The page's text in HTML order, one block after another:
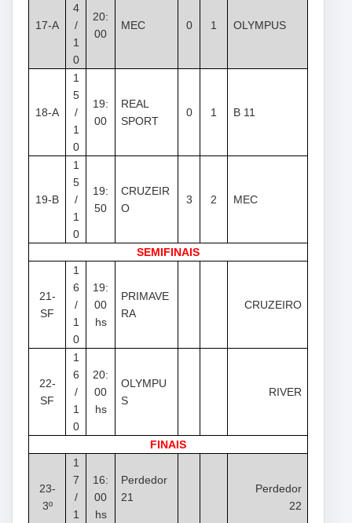
17-A
4
/
1
0
20:
00
MEC 0 1 OLYMPUS
18-A
1
5
/
1
0
19:
00
REAL
SPORT
0 1 B 11
19-B
1
5
/
1
0
19:
50
CRUZEIR
O
3 2 MEC
SEMIFINAIS
21-
SF
1
6
/
1
0
19:
00
hs
PRIMAVE
RA
CRUZEIRO
22-
SF
1
6
/
1
0
20:
00
hs
OLYMPU
S
RIVER
FINAIS
23-
3º
1
7
/
1
16:
00
hs
Perdedor
21
Perdedor
22